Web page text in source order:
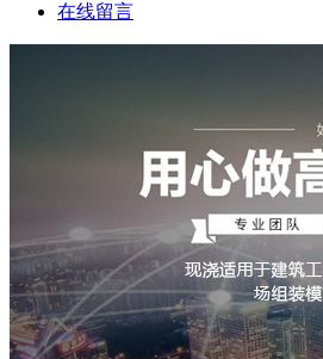
在线留言